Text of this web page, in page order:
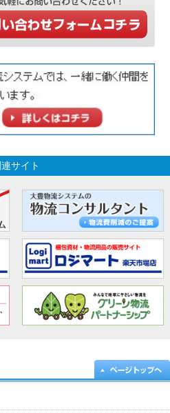
サイト